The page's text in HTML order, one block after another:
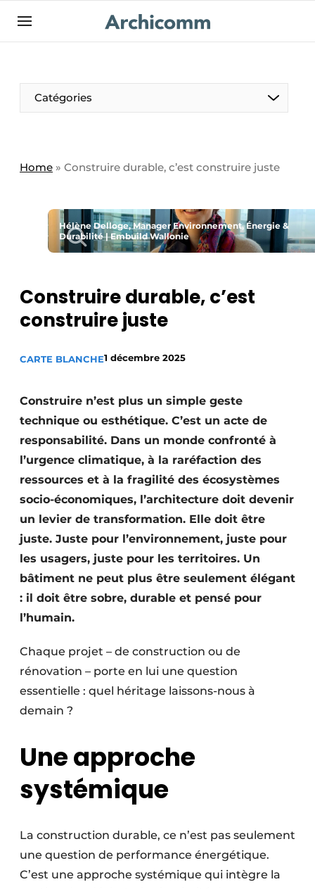
Aanmelden
Contact
Contact
Emploi
EntreprisesMerci de votre inscription
S’inscrire
Home
Podcasts
Privacy / Cookie statement
S’inscrire à l’événement
Termes et conditions
Video’s
Catégories
Home » Construire durable, c’est construire juste
Hélène Delloge, Manager Environnement, Énergie &
Durabilité | Embuild Wallonie
Construire durable, c’est
construire juste
CARTE BLANCHE1 décembre 2025
Construire n’est plus un simple geste
technique ou esthétique. C’est un acte de
responsabilité. Dans un monde confronté à
l’urgence climatique, à la raréfaction des
ressources et à la fragilité des écosystèmes
socio-économiques, l’architecture doit devenir
un levier de transformation. Elle doit être
juste. Juste pour l’environnement, juste pour
les usagers, juste pour les territoires. Un
bâtiment ne peut plus être seulement élégant
: il doit être sobre, durable et pensé pour
l’humain.
Chaque projet – de construction ou de
rénovation – porte en lui une question
essentielle : quel héritage laissons-nous à
demain ?
Une approche
systémique
La construction durable, ce n’est pas seulement
une question de performance énergétique.
C’est une approche systémique qui intègre la